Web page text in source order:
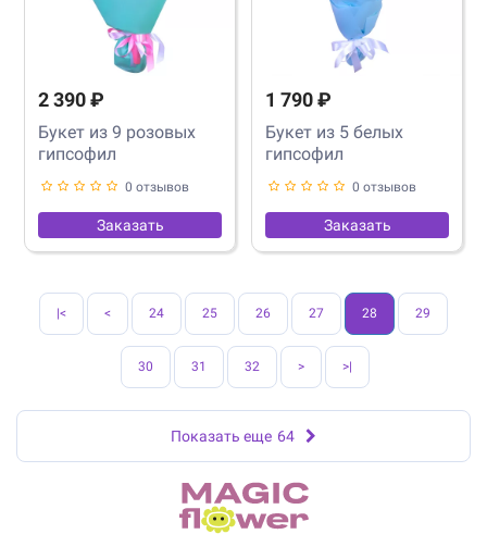
2 390 ₽
Букет из 9 розовых
гипсофил
0 отзывов
Заказать
1 790 ₽
Букет из 5 белых
гипсофил
0 отзывов
Заказать
|< < 24 25 26 27 28 29
30 31 32 > >|
Показать еще 64